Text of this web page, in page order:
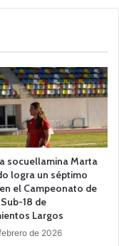
socuellamina Marta
logra un séptimo
el Campeonato de
18 de
Largos
de 2026